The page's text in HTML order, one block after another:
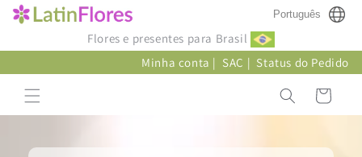
Pular
para o
Português
Flores e presentes para Brasil
Minha conta | SAC | Status do Pedido
Carrinho